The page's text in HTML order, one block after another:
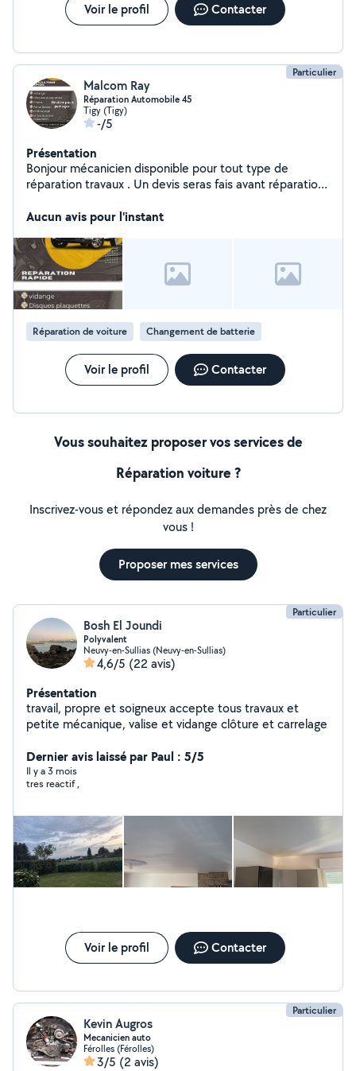
Voir le profil Contacter
Particulier
Malcom Ray
Réparation Automobile 45
Tigy (Tigy)
-/5
Présentation
Bonjour mécanicien disponible pour tout type de
réparation travaux . Un devis seras fais avant réparation
Aucun avis pour l'instant
Réparation de voiture Changement de batterie
Voir le profil Contacter
Vous souhaitez proposer vos services de
Réparation voiture ?
Inscrivez-vous et répondez aux demandes près de chez
vous !
Proposer mes services
Particulier
Bosh El Joundi
Polyvalent
Neuvy-en-Sullias (Neuvy-en-Sullias)
4,6/5 (22 avis)
Présentation
travail, propre et soigneux accepte tous travaux et
petite mécanique, valise et vidange clôture et carrelage
Dernier avis laissé par Paul : 5/5
Il y a 3 mois
tres reactif ,
Voir le profil Contacter
Particulier
Kevin Augros
Mecanicien auto
Férolles (Férolles)
3/5 (2 avis)